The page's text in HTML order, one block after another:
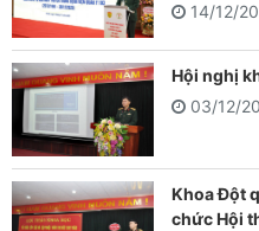
14/12/
Hội nghị
03/12/
Khoa Đột
chức Hội